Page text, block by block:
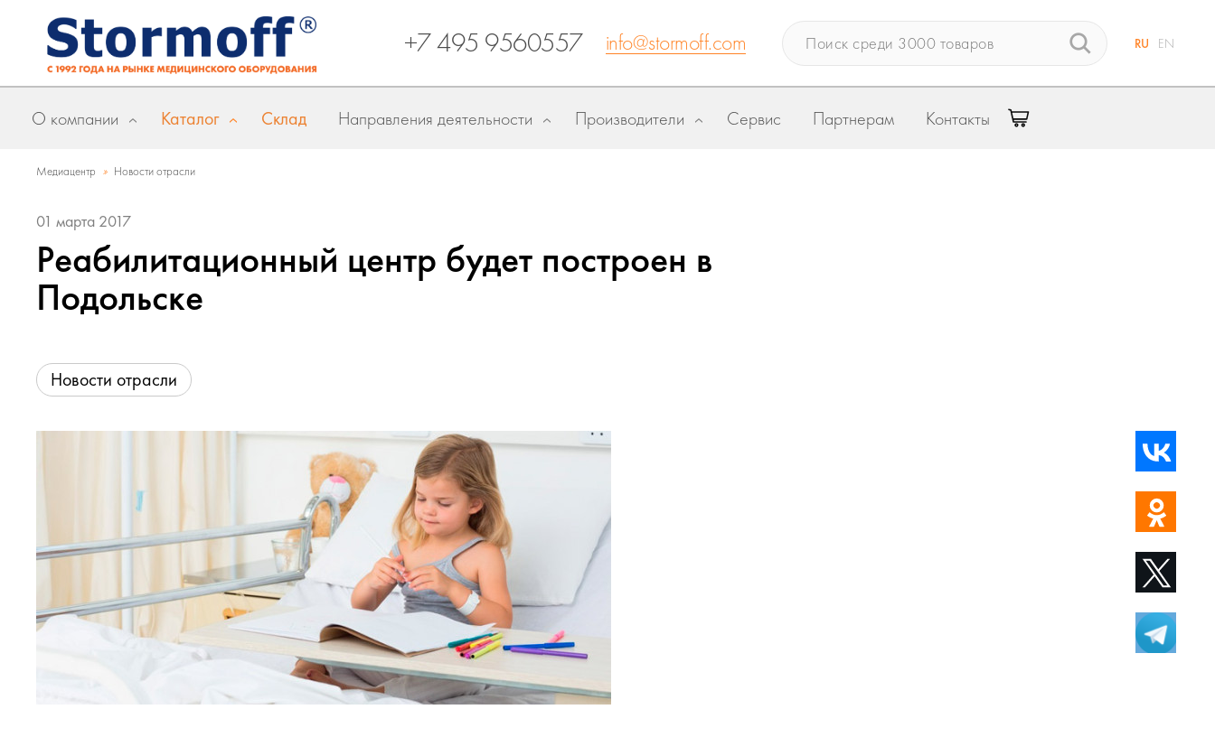
+7 495 9560557 info@stormoff.com RU EN
О компании Каталог Склад Направления деятельности Производители Сервис Партнерам Контакты
Медиацентр » Новости отрасли
01 марта 2017
Реабилитационный центр будет построен в
Подольске
Новости отрасли